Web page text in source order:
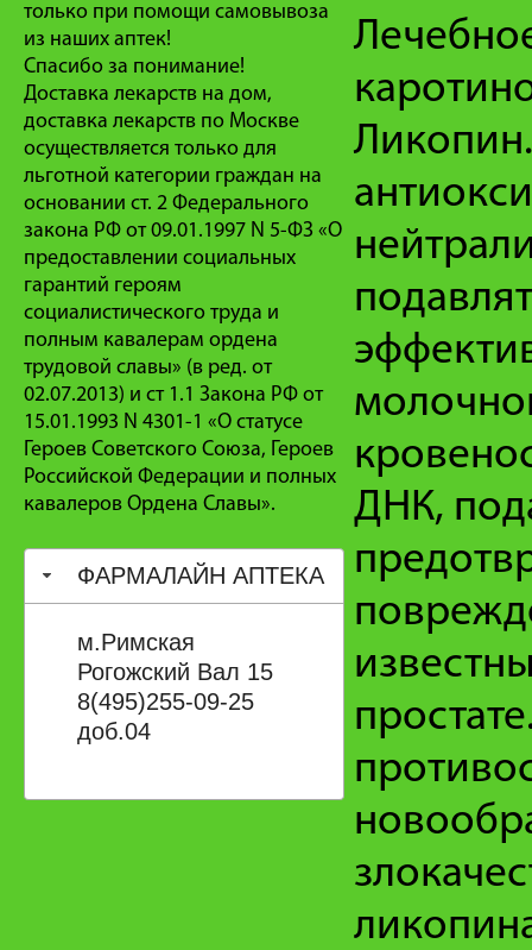
только при помощи самовывоза
из наших аптек!
Спасибо за понимание!
Доставка лекарств на дом,
доставка лекарств по Москве
осуществляется только для
льготной категории граждан на
основании ст. 2 Федерального
закона РФ от 09.01.1997 N 5-ФЗ «О
предоставлении социальных
гарантий героям
социалистического труда и
полным кавалерам ордена
трудовой славы» (в ред. от
02.07.2013) и ст 1.1 Закона РФ от
15.01.1993 N 4301-1 «О статусе
Героев Советского Союза, Героев
Российской Федерации и полных
кавалеров Ордена Славы».
ФАРМАЛАЙН АПТЕКА
м.Римская
Рогожский Вал 15
8(495)255-09-25
доб.04
ДНК,